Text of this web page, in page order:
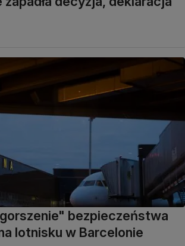
bezpieczeństwa
lotnisku w Barcelonie